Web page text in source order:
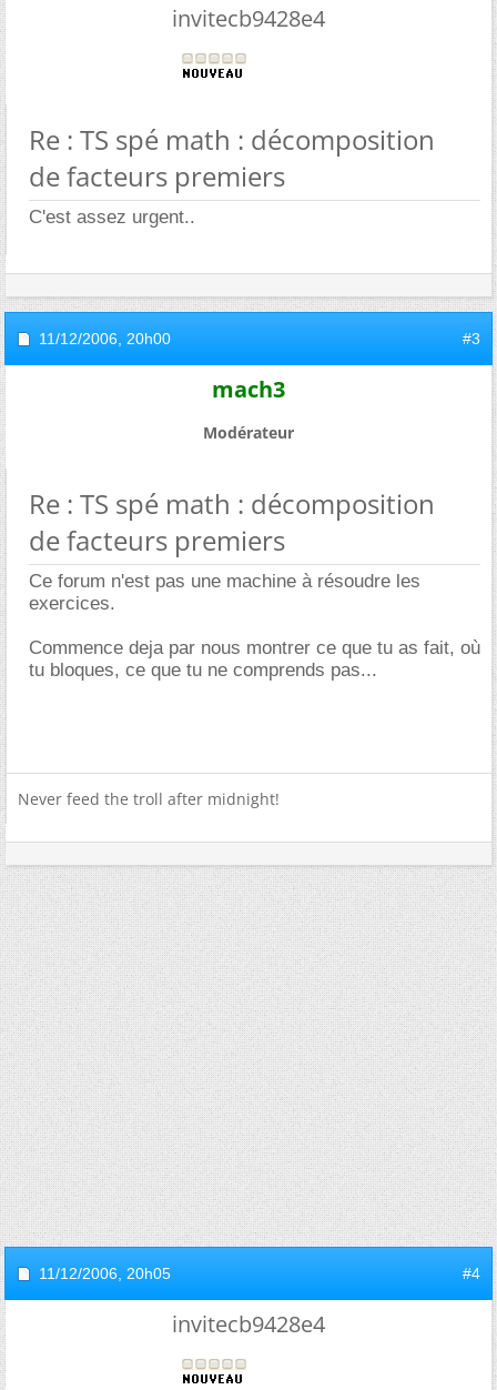
invitecb9428e4
Re : TS spé math : décomposition
de facteurs premiers
C'est assez urgent..
11/12/2006, 20h00 #3
mach3
Modérateur
Re : TS spé math : décomposition
de facteurs premiers
Ce forum n'est pas une machine à résoudre les
exercices.
Commence deja par nous montrer ce que tu as fait, où
tu bloques, ce que tu ne comprends pas...
Never feed the troll after midnight!
11/12/2006, 20h05 #4
invitecb9428e4